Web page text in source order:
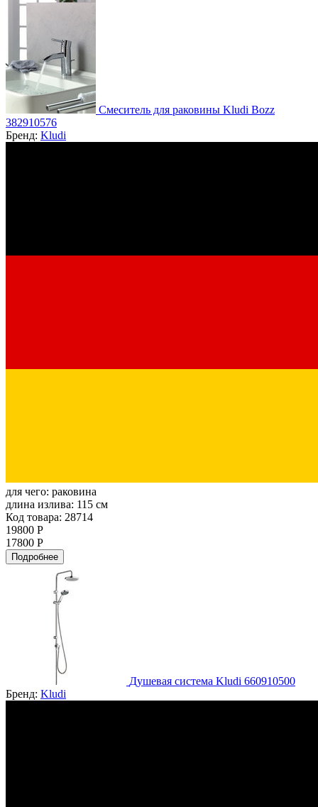
Смеситель для раковины Kludi Bozz
382910576
Бренд: Kludi
для чего: раковина
длина излива: 115 см
Код товара: 28714
19800 Р
17800 Р
Подробнее
Душевая система Kludi 660910500
Бренд: Kludi